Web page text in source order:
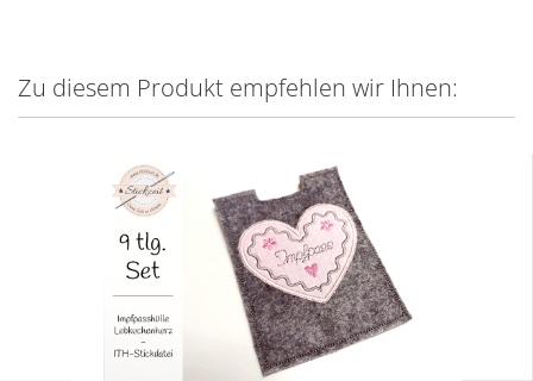
Zu diesem Produkt empfehlen wir Ihnen: